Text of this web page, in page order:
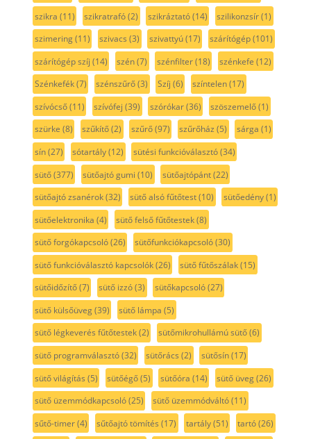
szikra (11) szikratrafó(2) szikráztató(14) szilikonzsír(1)
szimering(11) szivacs (3) szivattyú(17) szárítógép(101)
szárítógép szíj (14) szén(7) szénfilter(18) szénkefe (12)
Szénkefék(7) szénszűrő(3) Szíj (6) színtelen(17)
szívócső(11) szívófej (39) szórókar(36) szöszemelő(1)
szürke (8) szűkítő(2) szűrő(97) szűrőház (5) sárga (1)
sín(27) sótartály(12) sütési funkcióválasztó(34)
sütő(377) sütőajtó gumi (10) sütőajtópánt(22)
sütőajtó zsanérok(32) sütő alsó fűtőtest(10) sütőedény(1)
sütőelektronika (4) sütő felső fűtőtestek(8)
sütő forgókapcsoló(26) sütőfunkciókapcsoló(30)
sütő funkcióválasztó kapcsolók(26) sütő fűtőszálak(15)
sütőidőzítő(7) sütő izzó(3) sütőkapcsoló(27)
sütő külsőüveg(39) sütő lámpa (5)
sütő légkeverés fűtőtestek(2) sütőmikrohullámú sütő(6)
sütő programválasztó(32) sütőrács (2) sütősín(17)
sütő világítás (5) sütőégő(5) sütőóra (14) sütő üveg(26)
sütő üzemmódkapcsoló(25) sütő üzemmódváltó(11)
sűtő-timer(4) sűtőajtó tömítés (17) tartály(51) tartó(26)